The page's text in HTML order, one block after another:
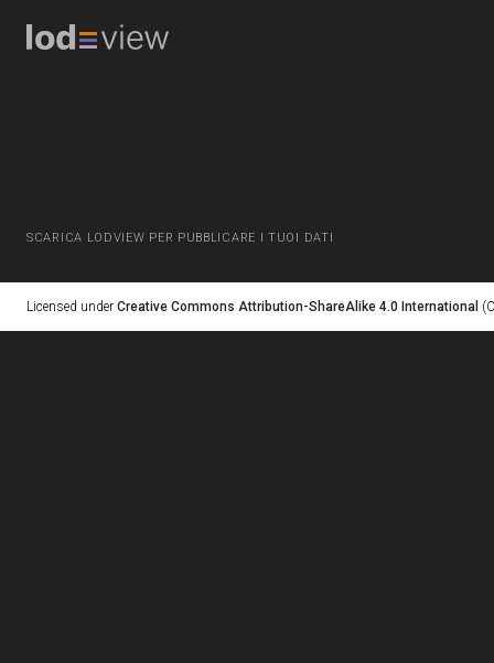
SCARICA LODVIEW PER PUBBLICARE I TUOI DATI
Licensed under Creative Commons Attribution-ShareAlike 4.0 International